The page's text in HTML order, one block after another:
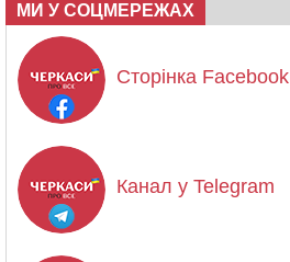
МИ У СОЦМЕРЕЖАХ
Сторінка Facebook
Канал у Telegram